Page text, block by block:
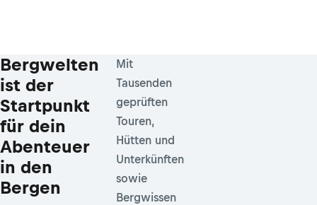
Bergwelten
ist der
Startpunkt
für dein
Abenteuer
in den
Bergen
Mit
Tausenden
geprüften
Touren,
Hütten und
Unterkünften
sowie
Bergwissen